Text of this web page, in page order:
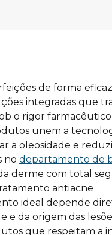
de forma
integradas que
o rigor
unem a
a oleosidade e
no departamento de
derme com total
antiacne
ideal depende
e da origem das
que respeitam a